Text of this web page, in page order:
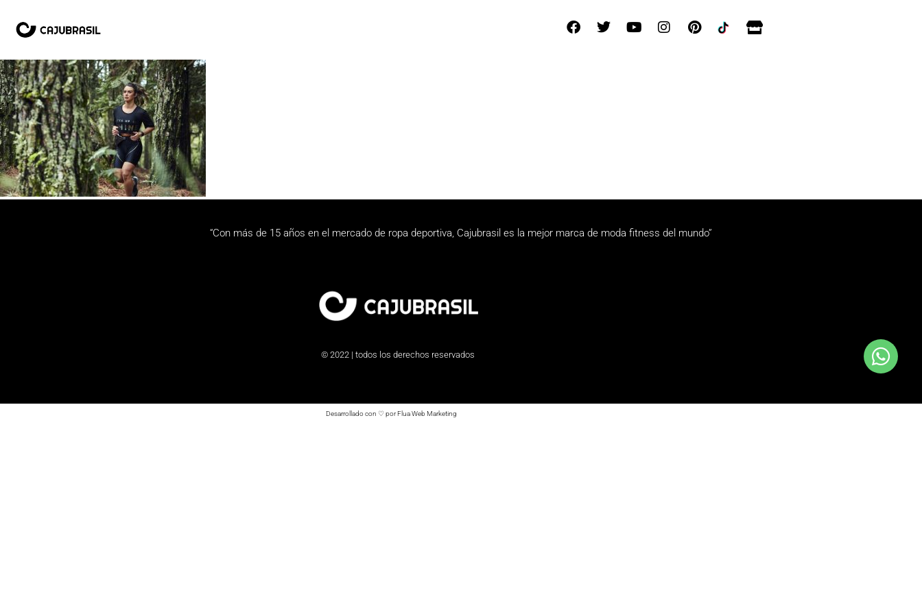
“Con más de 15 años en el mercado de ropa deportiva, Cajubrasil es la mejor marca de moda fitness del mundo”
© 2022 | todos los derechos reservados
Desarrollado con ♡ por Flua Web Marketing